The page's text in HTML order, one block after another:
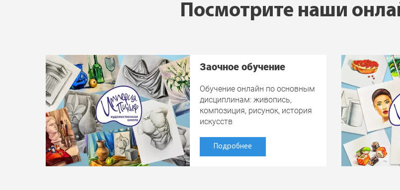
Посмотрите наши
Заочное обучение
Обучение онлайн по основным
дисциплинам: живопись,
композиция, рисунок, история
искусств
Подробнее